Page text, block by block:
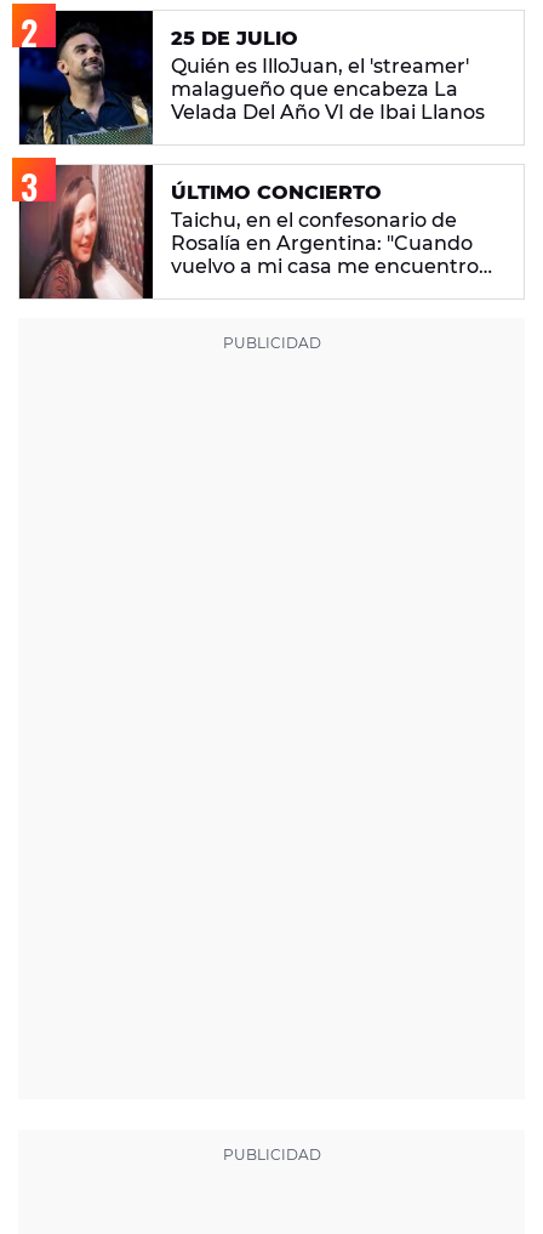
25 DE JULIO
Quién es IlloJuan, el 'streamer'
malagueño que encabeza La
Velada Del Año VI de Ibai Llanos
ÚLTIMO CONCIERTO
Taichu, en el confesonario de
Rosalía en Argentina: "Cuando
vuelvo a mi casa me encuentro